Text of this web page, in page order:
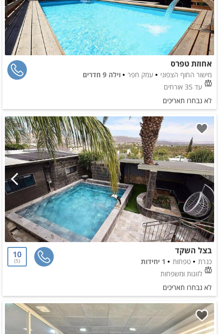
אחוזת טפרס
מישור החוף הצפוני עמק חפר
וילה 9 חדרים
עד 35 אורחים
לא נבחרו תאריכים
בצל השקד
כנרת טפחות
1 יחידות
לזוגות ומשפחות
10
5
לא נבחרו תאריכים